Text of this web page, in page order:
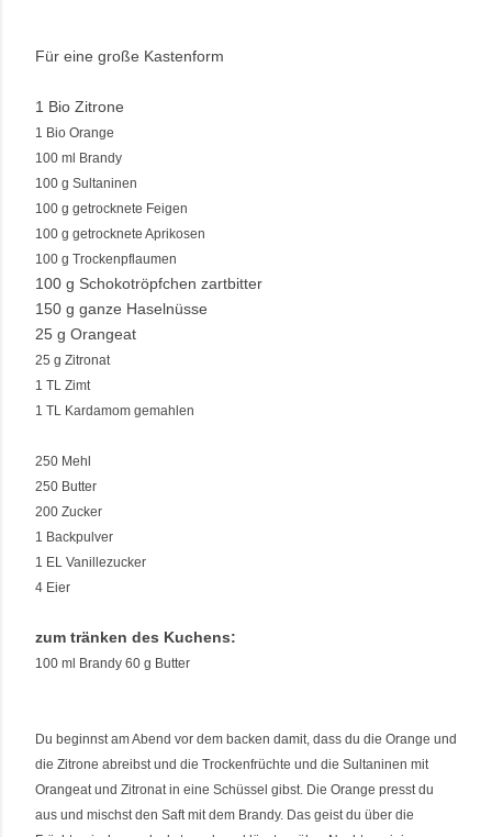
Für eine große Kastenform
1 Bio Zitrone
1 Bio Orange
100 ml Brandy
100 g Sultaninen
100 g getrocknete Feigen
100 g getrocknete Aprikosen
100 g Trockenpflaumen
100 g Schokotröpfchen zartbitter
150 g ganze Haselnüsse
25 g Orangeat
25 g Zitronat
1 TL Zimt
1 TL Kardamom gemahlen
250 Mehl
250 Butter
200 Zucker
1 Backpulver
1 EL Vanillezucker
4 Eier
zum tränken des Kuchens:
100 ml Brandy 60 g Butter
Du beginnst am Abend vor dem backen damit, dass du die Orange und
die Zitrone abreibst und die Trockenfrüchte und die Sultaninen mit
Orangeat und Zitronat in eine Schüssel gibst. Die Orange presst du
aus und mischst den Saft mit dem Brandy. Das geist du über die